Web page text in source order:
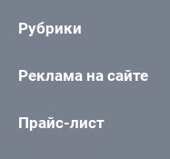
Рубрики
Реклама на сайте
Прайс-лист